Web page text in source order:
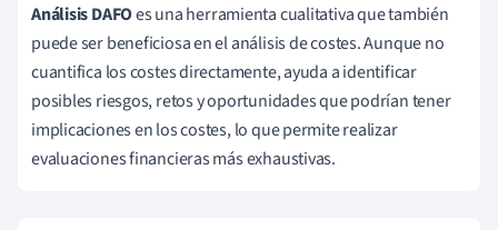
Análisis DAFOes una herramienta cualitativa que también
puede ser beneficiosa en el análisis de costes. Aunque no
cuantifica los costes directamente, ayuda a identificar
posibles riesgos, retos y oportunidades que podrían tener
implicaciones en los costes, lo que permite realizar
evaluaciones financieras más exhaustivas.